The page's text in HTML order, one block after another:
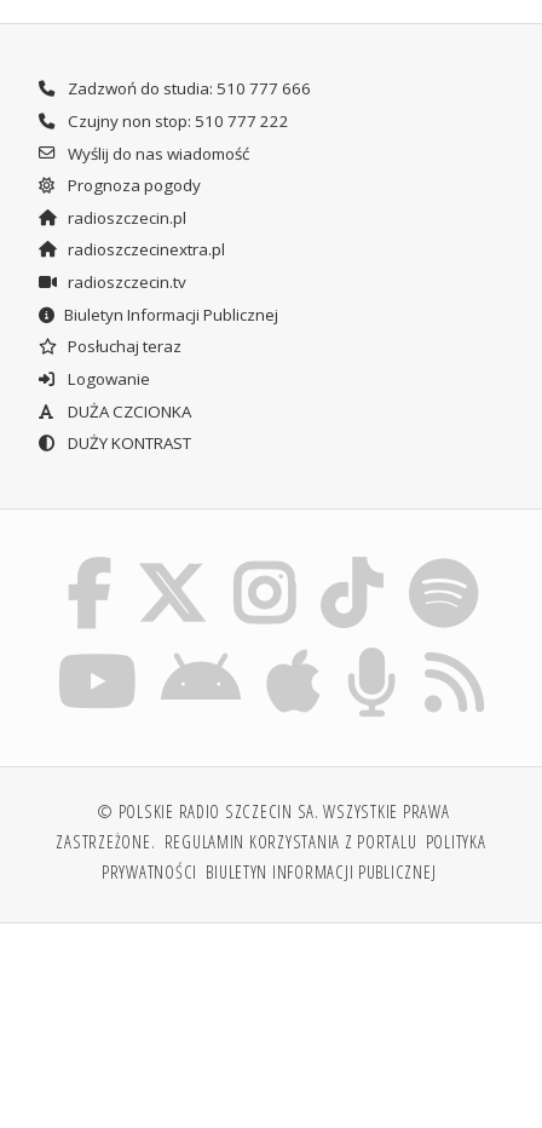
Zadzwoń do studia: 510 777 666
Czujny non stop: 510 777 222
Wyślij do nas wiadomość
Prognoza pogody
radioszczecin.pl
radioszczecinextra.pl
radioszczecin.tv
Biuletyn Informacji Publicznej
Posłuchaj teraz
Logowanie
DUŻA CZCIONKA
DUŻY KONTRAST
© POLSKIE RADIO SZCZECIN SA. WSZYSTKIE PRAWA
ZASTRZEŻONE. REGULAMIN KORZYSTANIA Z PORTALU POLITYKA
PRYWATNOŚCI BIULETYN INFORMACJI PUBLICZNEJ